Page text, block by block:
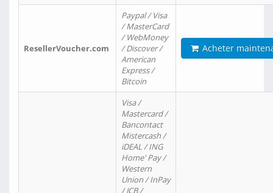
ResellerVoucher.com
Paypal / Visa
/ MasterCard
/ WebMoney
/ Discover /
American
Express /
Bitcoin
Acheter
Visa /
Mastercard /
Bancontact
Mistercash /
iDEAL / ING
Home' Pay /
Western
Union / InPay
/ JCB /